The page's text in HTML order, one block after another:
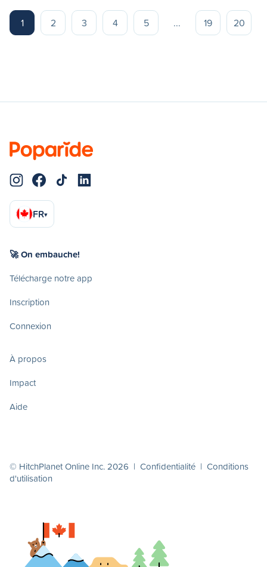
1 2 3 4 5 ... 19 20
FR▾
🚀 On embauche!
Télécharge notre app
Inscription
Connexion
À propos
Impact
Aide
© HitchPlanet Online Inc. 2026 | Confidentialité | Conditions
d'utilisation